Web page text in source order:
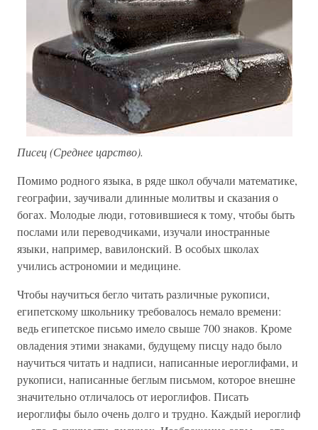
Писец (Среднее царство).
Помимо родного языка, в ряде школ обучали математике,
географии, заучивали длинные молитвы и сказания о
богах. Молодые люди, готовившиеся к тому, чтобы быть
послами или переводчиками, изучали иностранные
языки, например, вавилонский. В особых школах
учились астрономии и медицине.
Чтобы научиться бегло читать различные рукописи,
египетскому школьнику требовалось немало времени:
ведь египетское письмо имело свыше 700 знаков. Кроме
овладения этими знаками, будущему писцу надо было
научиться читать и надписи, написанные иероглифами, и
рукописи, написанные беглым письмом, которое внешне
значительно отличалось от иероглифов. Писать
иероглифы было очень долго и трудно. Каждый иероглиф